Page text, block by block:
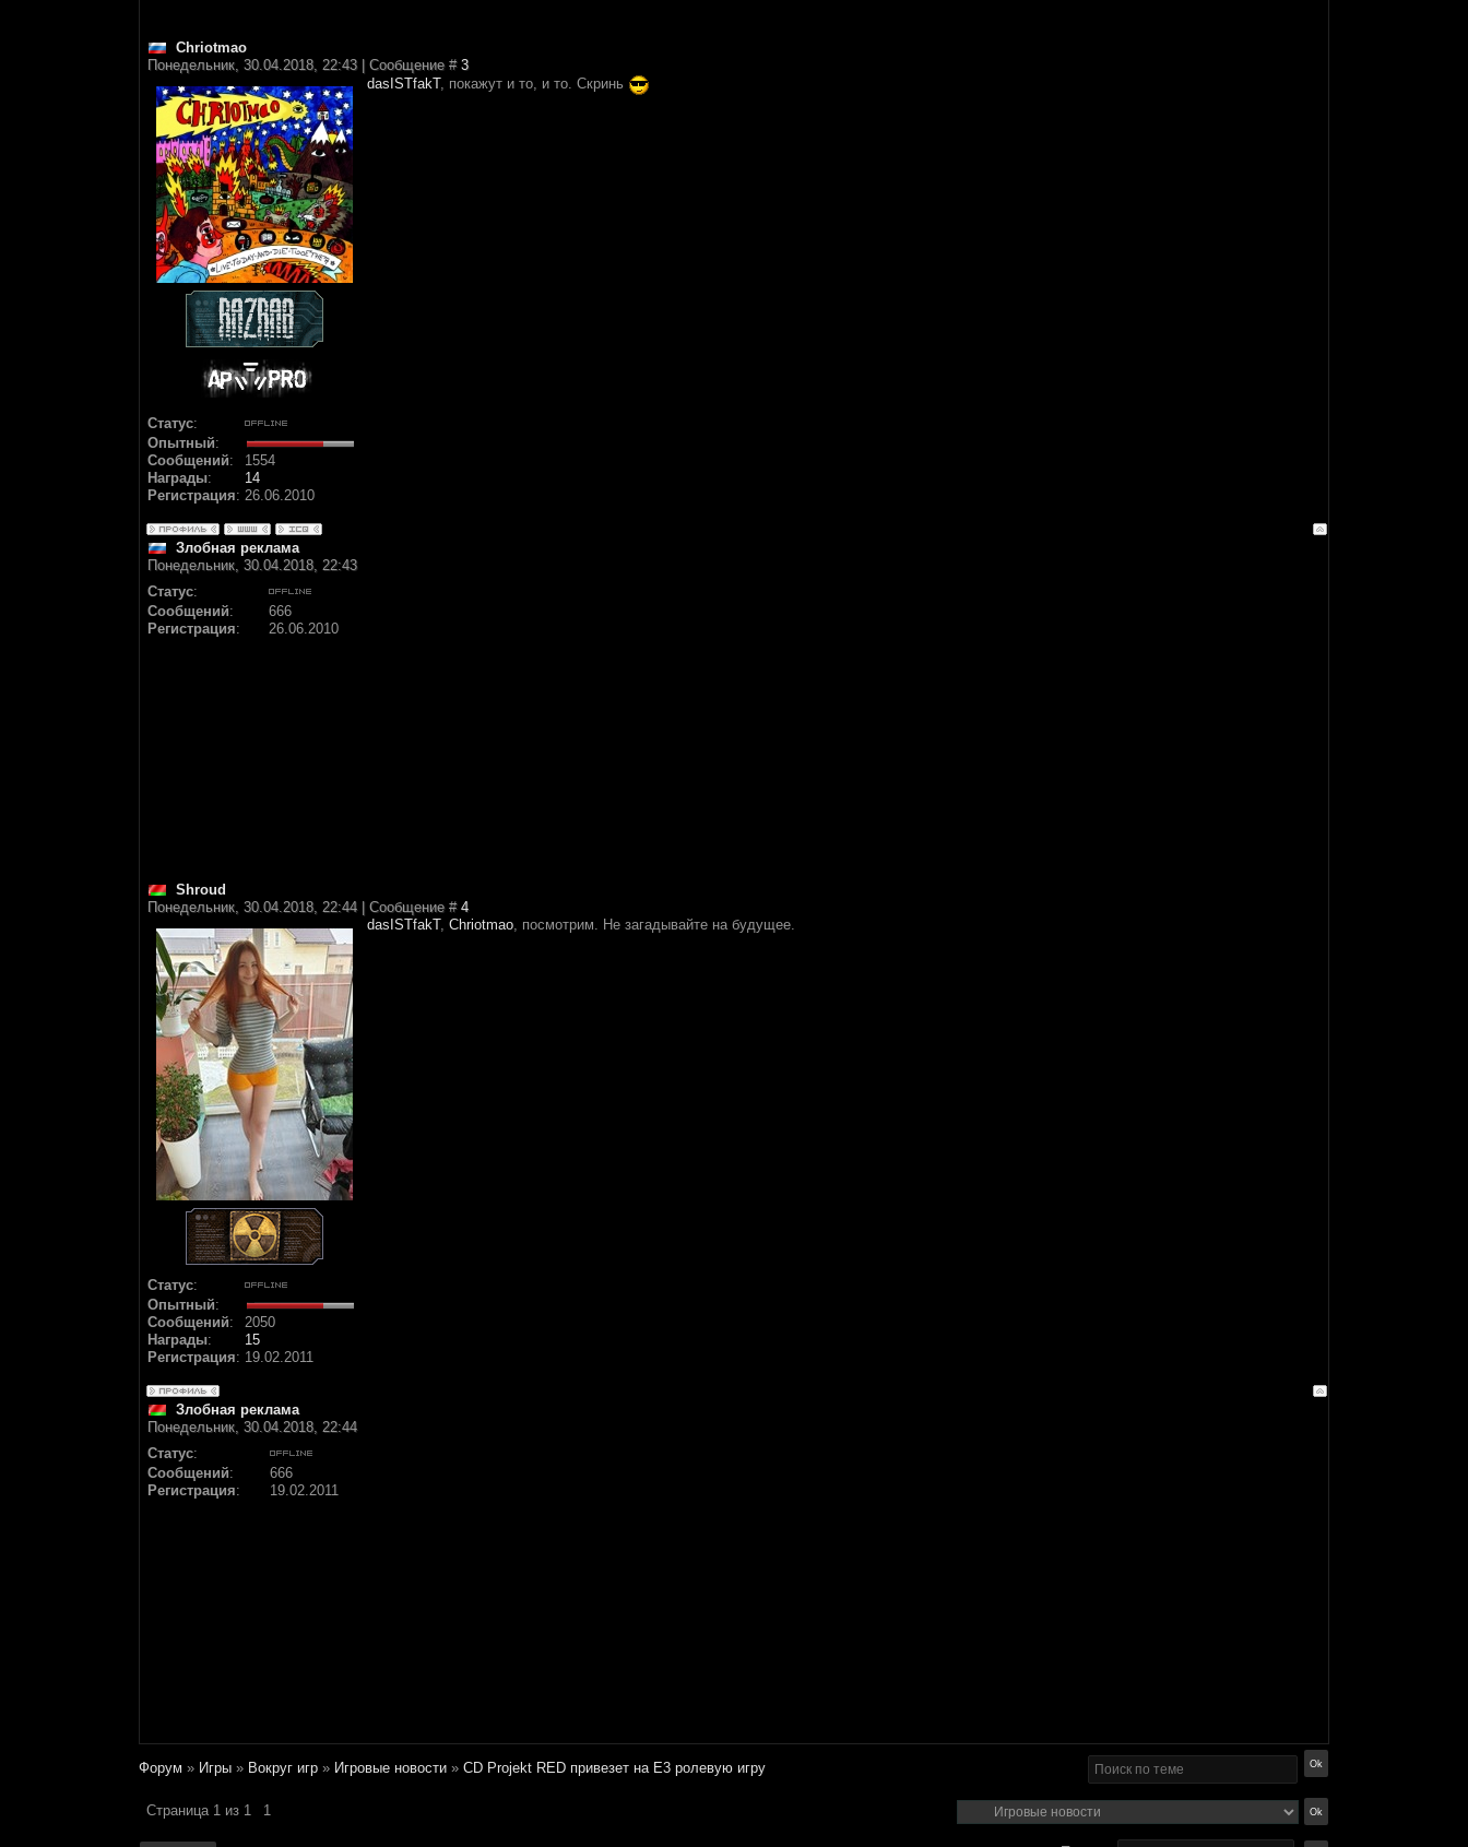
Chriotmao
Понедельник, 30.04.2018, 22:43 | Сообщение # 3
Статус:
Опытный:
Сообщений:
1554
Награды:
14
Регистрация: 26.06.2010
dasISTfakT, покажут и то, и то. Скринь
Злобная реклама
Понедельник, 30.04.2018, 22:43
Статус:
Сообщений:
666
Регистрация: 26.06.2010
Shroud
Понедельник, 30.04.2018, 22:44 | Сообщение # 4
Статус:
Опытный:
Сообщений:
2050
Награды:
15
Регистрация: 19.02.2011
dasISTfakT, Chriotmao, посмотрим. Не загадывайте на будущее.
Злобная реклама
Понедельник, 30.04.2018, 22:44
Статус:
Сообщений:
666
Регистрация: 19.02.2011
Форум » Игры » Вокруг игр » Игровые новости » CD Projekt RED пpивeзeт нa E3 рoлeвyю игpy
Страница 1 из 1 1